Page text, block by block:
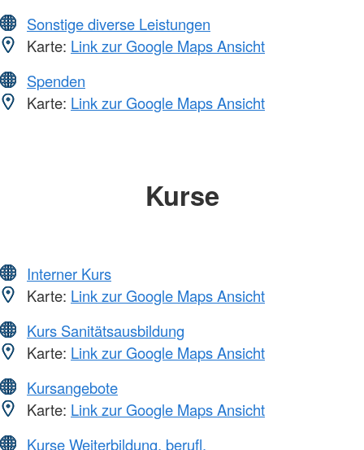
Sonstige diverse Leistungen
Karte: Link zur Google Maps Ansicht
Spenden
Karte: Link zur Google Maps Ansicht
Kurse
Interner Kurs
Karte: Link zur Google Maps Ansicht
Kurs Sanitätsausbildung
Karte: Link zur Google Maps Ansicht
Kursangebote
Karte: Link zur Google Maps Ansicht
Kurse Weiterbildung, berufl.